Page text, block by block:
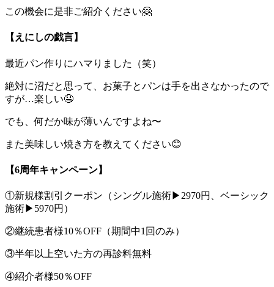
この機会に是非ご紹介ください🤗
【えにしの戯言】
最近パン作りにハマりました（笑）
絶対に沼だと思って、お菓子とパンは手を出さなかったので
すが…楽しい🤤
でも、何だか味が薄いんですよね〜
また美味しい焼き方を教えてください😊
【6周年キャンペーン】
①新規様割引クーポン（シングル施術▶︎2970円、ベーシック
施術▶︎5970円）
②継続患者様10％OFF（期間中1回のみ）
③半年以上空いた方の再診料無料
④紹介者様50％OFF